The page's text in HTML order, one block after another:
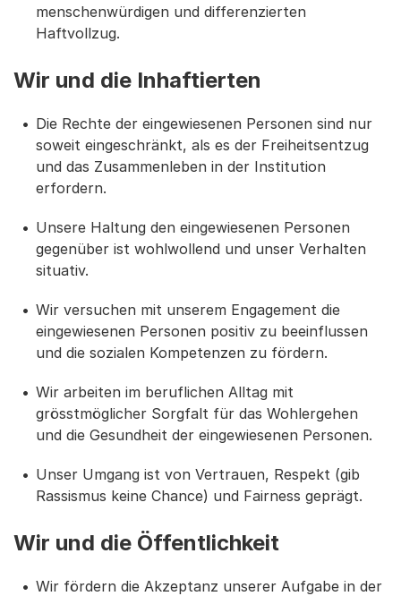
menschenwürdigen und differenzierten
Haftvollzug.
Wir und die Inhaftierten
Die Rechte der eingewiesenen Personen sind nur
soweit eingeschränkt, als es der Freiheitsentzug
und das Zusammenleben in der Institution
erfordern.
Unsere Haltung den eingewiesenen Personen
gegenüber ist wohlwollend und unser Verhalten
situativ.
Wir versuchen mit unserem Engagement die
eingewiesenen Personen positiv zu beeinflussen
und die sozialen Kompetenzen zu fördern.
Wir arbeiten im beruflichen Alltag mit
grösstmöglicher Sorgfalt für das Wohlergehen
und die Gesundheit der eingewiesenen Personen.
Unser Umgang ist von Vertrauen, Respekt (gib
Rassismus keine Chance) und Fairness geprägt.
Wir und die Öffentlichkeit
Wir fördern die Akzeptanz unserer Aufgabe in der